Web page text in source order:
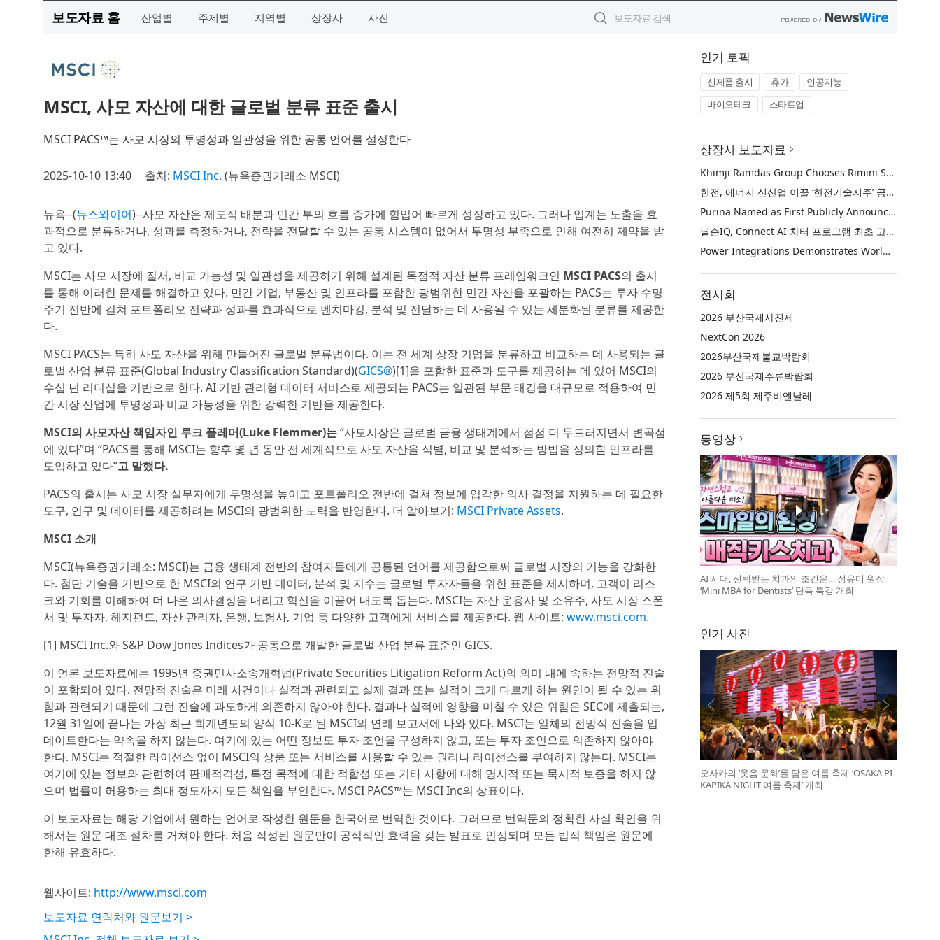
보도자료 홈 산업별 주제별 지역별 상장사 사진
MSCI, 사모 자산에 대한 글로벌 분류 표준 출시
MSCI PACS™는 사모 시장의 투명성과 일관성을 위한 공통 언어를 설정한다
2025-10-10 13:40 출처: MSCI Inc. (뉴욕증권거래소 MSCI)
뉴욕--(뉴스와이어)--사모 자산은 제도적 배분과 민간 부의 흐름 증가에 힘입어 빠르게 성장하고 있다. 그러나 업계는 노출을 효
과적으로 분류하거나, 성과를 측정하거나, 전략을 전달할 수 있는 공통 시스템이 없어서 투명성 부족으로 인해 여전히 제약을 받
고 있다.
MSCI는 사모 시장에 질서, 비교 가능성 및 일관성을 제공하기 위해 설계된 독점적 자산 분류 프레임워크인 MSCI PACS의 출시
를 통해 이러한 문제를 해결하고 있다. 민간 기업, 부동산 및 인프라를 포함한 광범위한 민간 자산을 포괄하는 PACS는 투자 수명
주기 전반에 걸쳐 포트폴리오 전략과 성과를 효과적으로 벤치마킹, 분석 및 전달하는 데 사용될 수 있는 세분화된 분류를 제공한
다.
MSCI PACS는 특히 사모 자산을 위해 만들어진 글로벌 분류법이다. 이는 전 세계 상장 기업을 분류하고 비교하는 데 사용되는 글
로벌 산업 분류 표준(Global Industry Classification Standard)(GICS®)[1]을 포함한 표준과 도구를 제공하는 데 있어 MSCI의
수십 년 리더십을 기반으로 한다. AI 기반 관리형 데이터 서비스로 제공되는 PACS는 일관된 부문 태깅을 대규모로 적용하여 민
간 시장 산업에 투명성과 비교 가능성을 위한 강력한 기반을 제공한다.
MSCI의 사모자산 책임자인 루크 플레머(Luke Flemmer)는“사모시장은 글로벌 금융 생태계에서 점점 더 두드러지면서 변곡점
에 있다”며 “PACS를 통해 MSCI는 향후 몇 년 동안 전 세계적으로 사모 자산을 식별, 비교 및 분석하는 방법을 정의할 인프라를
도입하고 있다”고 말했다.
PACS의 출시는 사모 시장 실무자에게 투명성을 높이고 포트폴리오 전반에 걸쳐 정보에 입각한 의사 결정을 지원하는 데 필요한
도구, 연구 및 데이터를 제공하려는 MSCI의 광범위한 노력을 반영한다. 더 알아보기: MSCI Private Assets.
MSCI 소개
MSCI(뉴욕증권거래소: MSCI)는 금융 생태계 전반의 참여자들에게 공통된 언어를 제공함으로써 글로벌 시장의 기능을 강화한
다. 첨단 기술을 기반으로 한 MSCI의 연구 기반 데이터, 분석 및 지수는 글로벌 투자자들을 위한 표준을 제시하며, 고객이 리스
크와 기회를 이해하여 더 나은 의사결정을 내리고 혁신을 이끌어 내도록 돕는다. MSCI는 자산 운용사 및 소유주, 사모 시장 스폰
서 및 투자자, 헤지펀드, 자산 관리자, 은행, 보험사, 기업 등 다양한 고객에게 서비스를 제공한다. 웹 사이트: www.msci.com.
[1] MSCI Inc.와 S&P Dow Jones Indices가 공동으로 개발한 글로벌 산업 분류 표준인 GICS.
이 언론 보도자료에는 1995년 증권민사소송개혁법(Private Securities Litigation Reform Act)의 의미 내에 속하는 전망적 진술
이 포함되어 있다. 전망적 진술은 미래 사건이나 실적과 관련되고 실제 결과 또는 실적이 크게 다르게 하는 원인이 될 수 있는 위
험과 관련되기 때문에 그런 진술에 과도하게 의존하지 않아야 한다. 결과나 실적에 영향을 미칠 수 있은 위험은 SEC에 제출되는,
12월 31일에 끝나는 가장 최근 회계년도의 양식 10-K로 된 MSCI의 연례 보고서에 나와 있다. MSCI는 일체의 전망적 진술을 업
데이트한다는 약속을 하지 않는다. 여기에 있는 어떤 정보도 투자 조언을 구성하지 않고, 또는 투자 조언으로 의존하지 않아야
한다. MSCI는 적절한 라이선스 없이 MSCI의 상품 또는 서비스를 사용할 수 있는 권리나 라이선스를 부여하지 않는다. MSCI는
여기에 있는 정보와 관련하여 판매적격성, 특정 목적에 대한 적합성 또는 기타 사항에 대해 명시적 또는 묵시적 보증을 하지 않
으며 법률이 허용하는 최대 정도까지 모든 책임을 부인한다. MSCI PACS™는 MSCI Inc의 상표이다.
이 보도자료는 해당 기업에서 원하는 언어로 작성한 원문을 한국어로 번역한 것이다. 그러므로 번역문의 정확한 사실 확인을 위
해서는 원문 대조 절차를 거쳐야 한다. 처음 작성된 원문만이 공식적인 효력을 갖는 발표로 인정되며 모든 법적 책임은 원문에
한해 유효하다.
웹사이트: http://www.msci.com
보도자료 연락처와 원문보기 >
인기 토픽
신제품 출시 휴가
인공지능
바이오테크
스타트업
상장사 보도자료
Khimji Ramdas Group Chooses Rimini Street to Reduce SAP Support Costs, Protect 700+ Customizations and Reinvest Savings in Innovation
한전, 에너지 신산업 이끌 ‘한전기술지주’ 공식 출범
Purina Named as First Publicly Announced NIQ ConnectAI Charter Client
닐슨IQ, Connect AI 차터 프로그램 최초 고객사 ‘퓨리나’ 선정
Power Integrations Demonstrates World’s First 2200 V GaN Technology for Next-Era High-Voltage Power Systems
전시회
2026 부산국제사진제
NextCon 2026
2026부산국제불교박람회
2026 부산국제주류박람회
2026 제5회 제주비엔날레
동영상
AI 시대, 선택받는 치과의 조건은… 정유미 원장
‘Mini MBA for Dentists’ 단독 특강 개최
인기 사진
오사카의 ‘웃음 문화’를 담은 여름 축제 ‘OSAKA PI
KAPIKA NIGHT 여름 축제’ 개최